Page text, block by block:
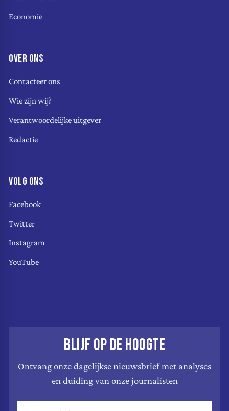
Economie
OVER ONS
Contacteer ons
Wie zijn wij?
Verantwoordelijke uitgever
Redactie
VOLG ONS
Facebook
Twitter
Instagram
YouTube
BLIJF OP DE HOOGTE
Ontvang onze dagelijkse nieuwsbrief met analyses
en duiding van onze journalisten